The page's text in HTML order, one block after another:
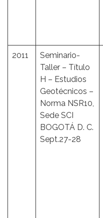
2011
Seminario-
Taller – Título
H – Estudios
Geotécnicos –
Norma NSR10,
Sede SCI
BOGOTÁ D. C.
Sept.27-28